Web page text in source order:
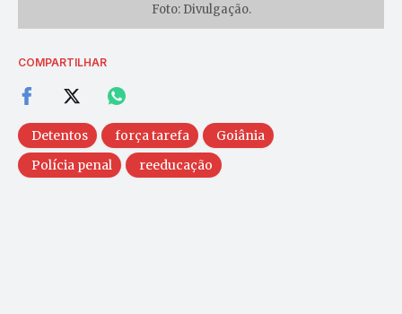
Foto: Divulgação.
COMPARTILHAR
Detentos força tarefa
Goiânia
Polícia penal
reeducação